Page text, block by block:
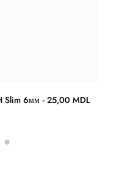
Slim 6мм 25,00MDL